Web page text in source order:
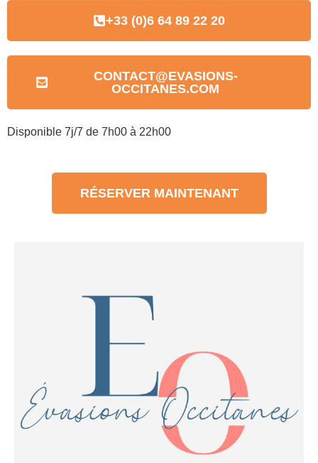
+33 (0)6 64 89 22 20
CONTACT@EVASIONS-
OCCITANES.COM
Disponible 7j/7 de 7h00 à 22h00
RÉSERVER MAINTENANT